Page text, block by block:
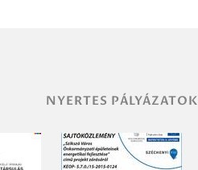
NYERTES PÁLYÁZATOK